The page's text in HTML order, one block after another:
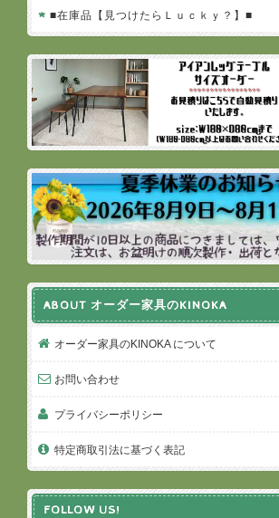
■在庫品【見つけたらＬｕｃｋｙ？】■
ABOUT オーダー家具のKINOKA
オーダー家具のKINOKA について
お問い合わせ
プライバシーポリシー
特定商取引法に基づく表記
FOLLOW US!